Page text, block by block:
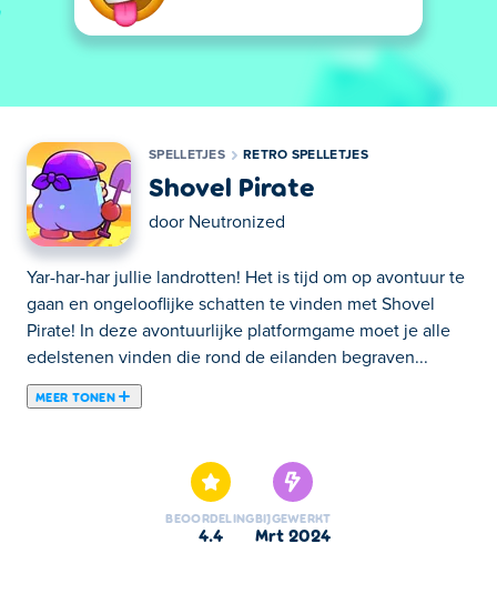
SPELLETJES RETRO SPELLETJES
Shovel Pirate
door Neutronized
Yar-har-har jullie landrotten! Het is tijd om op avontuur te
gaan en ongelooflijke schatten te vinden met Shovel
Pirate! In deze avontuurlijke platformgame moet je alle
edelstenen vinden die rond de eilanden begraven...
MEER TONEN
Pirate! In deze avontuurlijke platformgame moet je alle
edelstenen vinden die rond de eilanden begraven
liggen. Sommige zijn heel goed verborgen, dus houd je
BEOORDELING
4.4
BIJGEWERKT
mrt 2024